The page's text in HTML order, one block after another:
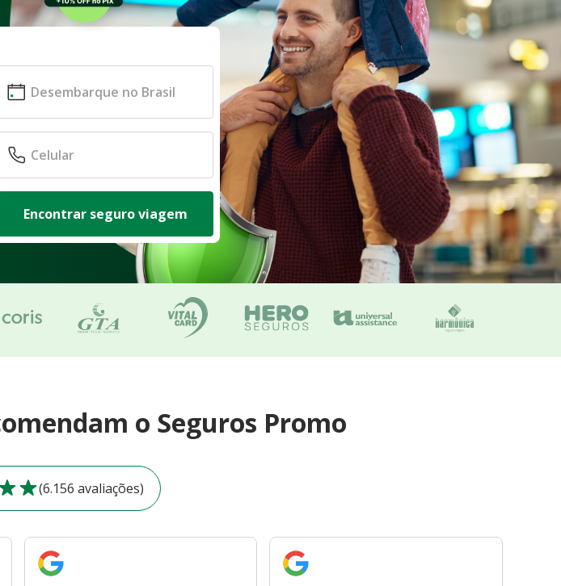
Encontrar seguro viagem
o Seguros Promo
(6.156 avaliações)